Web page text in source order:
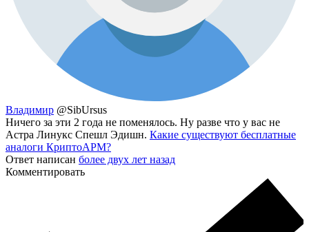
Владимир @SibUrsus
Ничего за эти 2 года не поменялось. Ну разве что у вас не
Астра Линукс Спешл Эдишн. Какие существуют бесплатные
аналоги КриптоАРМ?
Ответ написан более двух лет назад
Комментировать